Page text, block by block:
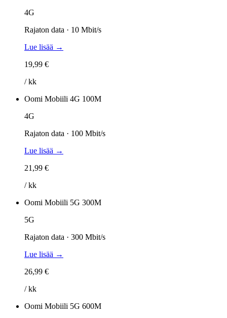
4G
Rajaton data · 10 Mbit/s
Lue lisää →
19,99 €
/ kk
Oomi Mobiili 4G 100M
4G
Rajaton data · 100 Mbit/s
Lue lisää →
21,99 €
/ kk
Oomi Mobiili 5G 300M
5G
Rajaton data · 300 Mbit/s
Lue lisää →
26,99 €
/ kk
Oomi Mobiili 5G 600M